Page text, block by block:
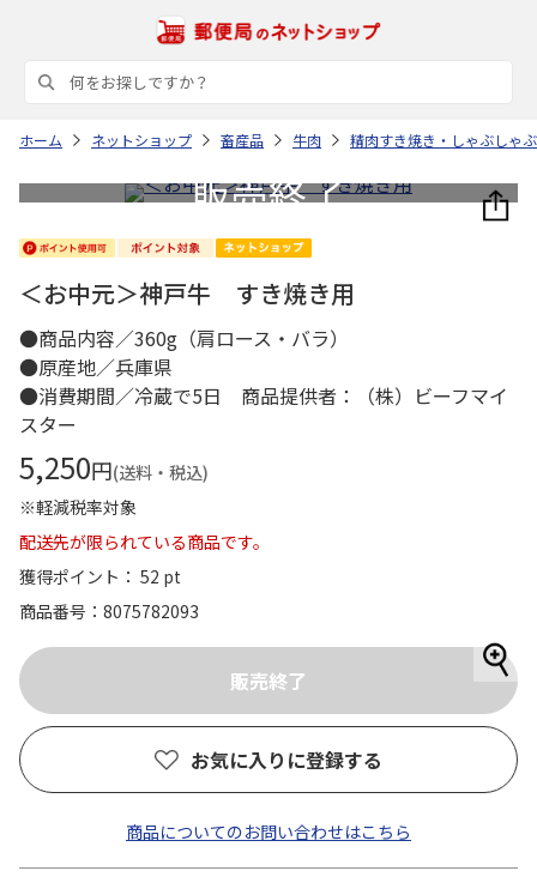
ホーム ネットショップ 畜産品 牛肉 精肉すき焼き・しゃぶしゃ
＜お中元＞神戸牛 すき焼き用
●商品内容／360g（肩ロース・バラ）
●原産地／兵庫県
●消費期間／冷蔵で5日 商品提供者：（株）ビーフマイ
スター
5,250円(送料・税込)
※軽減税率対象
配送先が限られている商品です。
獲得ポイント： 52 pt
商品番号
8075782093
お気に入りに登録する
商品についてのお問い合わせはこちら